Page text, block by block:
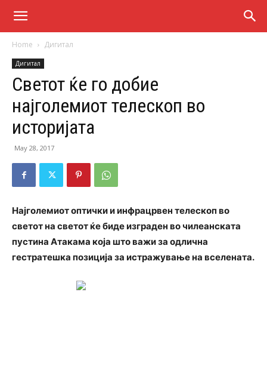
Home Дигитал
Дигитал
Светот ќе го добие
најголемиот телескоп во
историјата
May 28, 2017
Најголемиот оптички и инфрацрвен телескоп во
светот на светот ќе биде изграден во чилеанската
пустина Атакама која што важи за одлична
гестратешка позиција за истражување на вселената.